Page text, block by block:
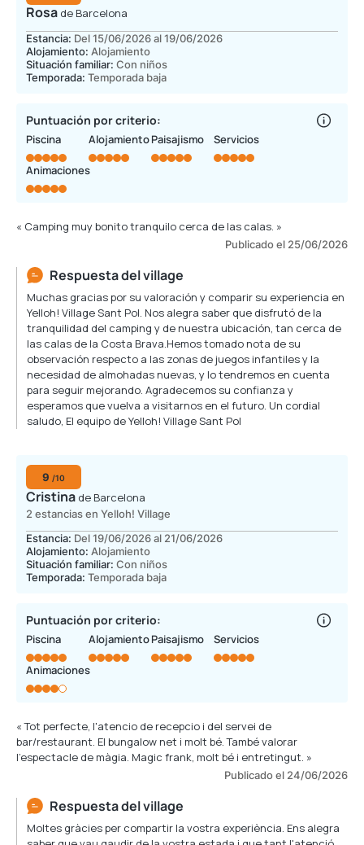
Rosa de Barcelona
Estancia: Del 15/06/2026 al 19/06/2026
Alojamiento: Alojamiento
Situación familiar: Con niños
Temporada: Temporada baja
Puntuación por criterio:
Piscina Alojamiento Paisajismo Servicios
Animaciones
« Camping muy bonito tranquilo cerca de las calas. »
Publicado el 25/06/2026
Respuesta del village
Muchas gracias por su valoración y comparir su experiencia en
Yelloh! Village Sant Pol. Nos alegra saber que disfrutó de la
tranquilidad del camping y de nuestra ubicación, tan cerca de
las calas de la Costa Brava.Hemos tomado nota de su
observación respecto a las zonas de juegos infantiles y la
necesidad de almohadas nuevas, y lo tendremos en cuenta
para seguir mejorando. Agradecemos su confianza y
esperamos que vuelva a visitarnos en el futuro. Un cordial
saludo, El equipo de Yelloh! Village Sant Pol
9 /10
Cristina de Barcelona
2 estancias en Yelloh! Village
Estancia: Del 19/06/2026 al 21/06/2026
Alojamiento: Alojamiento
Situación familiar: Con niños
Temporada: Temporada baja
Puntuación por criterio:
Piscina Alojamiento Paisajismo Servicios
Animaciones
« Tot perfecte, l'atencio de recepcio i del servei de
bar/restaurant. El bungalow net i molt bé. També valorar
l'espectacle de màgia. Magic frank, molt bé i entretingut. »
Publicado el 24/06/2026
Respuesta del village
Moltes gràcies per compartir la vostra experiència. Ens alegra